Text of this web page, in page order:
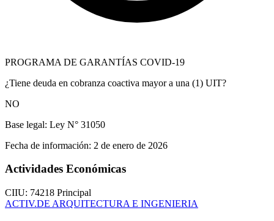
PROGRAMA DE GARANTÍAS COVID-19
¿Tiene deuda en cobranza coactiva mayor a una (1) UIT?
NO
Base legal: Ley N° 31050
Fecha de información: 2 de enero de 2026
Actividades Económicas
CIIU: 74218 Principal
ACTIV.DE ARQUITECTURA E INGENIERIA